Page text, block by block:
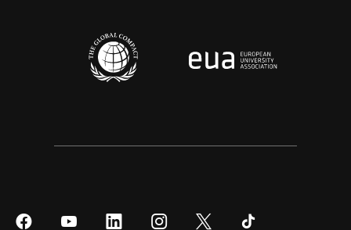
SíguenosSíguenos SíguenosSíguenos Síguenos